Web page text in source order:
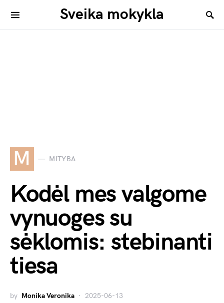
Sveika mokykla
M MITYBA
Kodėl mes valgome
vynuoges su
sėklomis: stebinanti
tiesa
by Monika Veronika 2025-06-13